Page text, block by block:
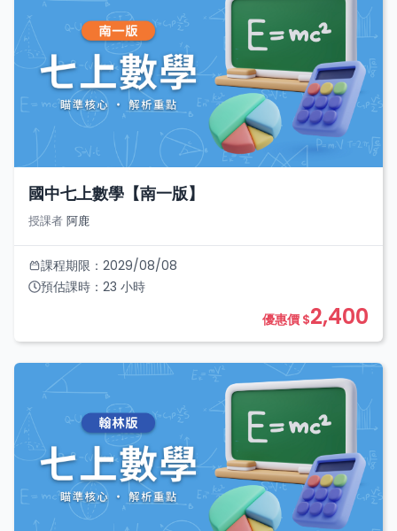
國中七上數學【南一版】
授課者 阿鹿
課程期限： 2029/08/08
預估課時： 23 小時
優惠價 $2,400